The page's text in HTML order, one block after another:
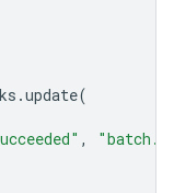
.update(
,